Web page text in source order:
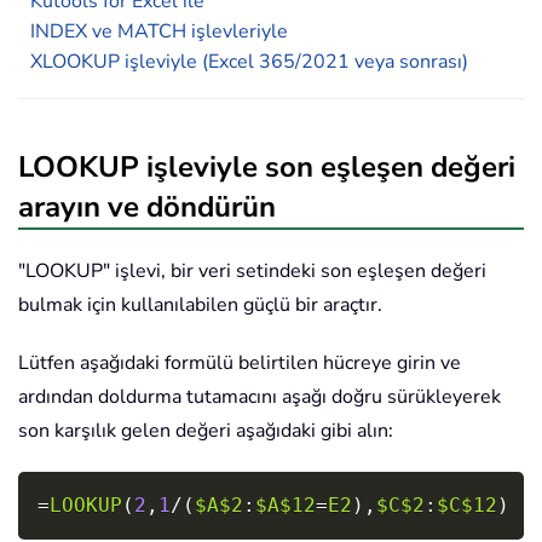
INDEX ve MATCH işlevleriyle
XLOOKUP işleviyle (Excel 365/2021 veya sonrası)
LOOKUP işleviyle son eşleşen değeri
arayın ve döndürün
"LOOKUP" işlevi, bir veri setindeki son eşleşen değeri
bulmak için kullanılabilen güçlü bir araçtır.
Lütfen aşağıdaki formülü belirtilen hücreye girin ve
ardından doldurma tutamacını aşağı doğru sürükleyerek
son karşılık gelen değeri aşağıdaki gibi alın:
=LOOKUP ( 2 , 1/ ( $A$2 : $A$12=E2 ) , $C$2 : $C$12 )
Copy